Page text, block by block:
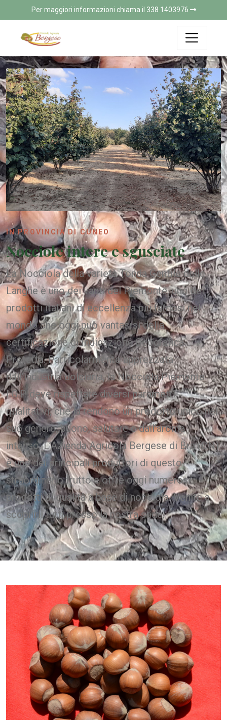
Per maggiori informazioni chiama il 338 1403976
IN PROVINCIA DI CUNEO
Nocciole intere e sgusciate
La Nocciola della varietà Tonda Gentile delle
Langhe è uno dei vanti del Piemonte, uno dei
prodotti italiani di eccellenza più famosi nel
mondo che oggi può vantasrsi della
certificazione di Indicazione Geografica
Protetta. Particolarmente apprezzata
dall’industria dolciaria, la Nocciola Piemonte
I.G.P. deve rispettare diversi parametri
qualitativi, che la rendono un prodotto unico nel
suo genere, buono, salutare e dall’aroma
intenso. L’Azienda Agricola Bergese di Bra (CN)
è uno dei principali produttori di questo
straordinario frutto e offre oggi numerosi
prodotti di qualità a base di nocciola. Venite a
scoprirli tutti presso la nostra sede.